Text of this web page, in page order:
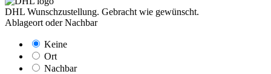
DHL Wunschzustellung. Gebracht wie gewünscht.
Ablageort oder Nachbar
Keine
Ort
Nachbar